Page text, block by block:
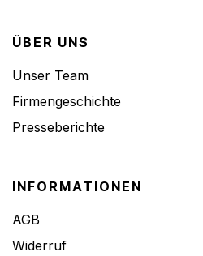
ÜBER UNS
Unser Team
Firmengeschichte
Presseberichte
INFORMATIONEN
AGB
Widerruf